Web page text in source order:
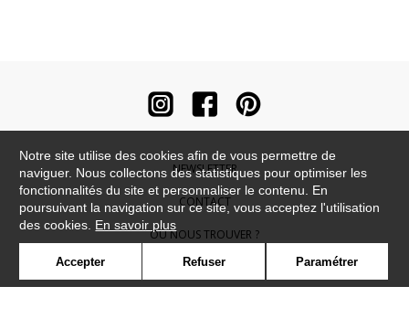
NEWSLETTER
CONTACT
OÙ NOUS TROUVER ?
CONTRACT
Notre site utilise des cookies afin de vous permettre de
naviguer. Nous collectons des statistiques pour optimiser les
fonctionnalités du site et personnaliser le contenu. En
poursuivant la navigation sur ce site, vous acceptez l'utilisation
des cookies. En savoir plus
Accepter Refuser Paramétrer